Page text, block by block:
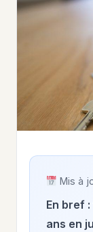
Mis à
En bref
ans en